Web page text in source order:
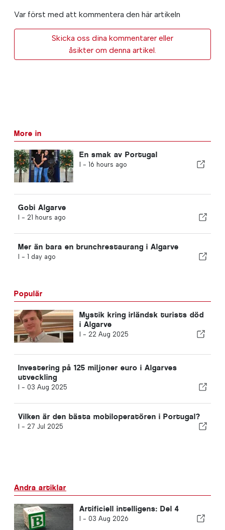
Var först med att kommentera den här artikeln
Skicka oss dina kommentarer eller
åsikter om denna artikel.
More in
En smak av Portugal
I - 16 hours ago
Gobi Algarve
I - 21 hours ago
Mer än bara en brunchrestaurang i Algarve
I - 1 day ago
Populär
Mystik kring irländsk turists död
i Algarve
I - 22 Aug 2025
Investering på 125 miljoner euro i Algarves
utveckling
I - 03 Aug 2025
Vilken är den bästa mobiloperatören i Portugal?
I - 27 Jul 2025
Andra artiklar
Artificiell intelligens: Del 4
I - 03 Aug 2026